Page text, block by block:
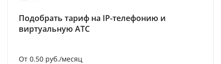
Подобрать тариф на IP-телефонию и
виртуальную АТС
От 0.50 руб./месяц